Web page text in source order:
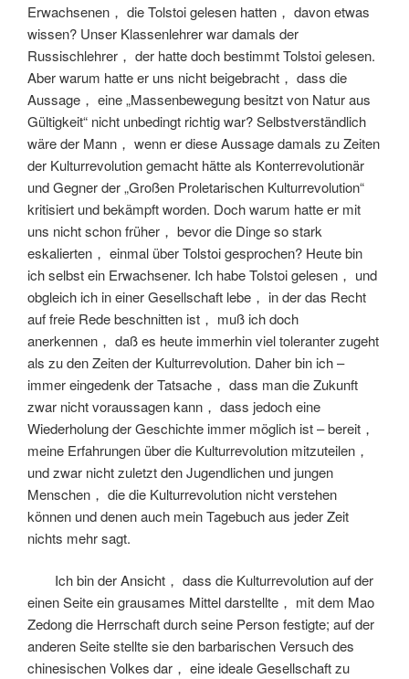
Erwachsenen， die Tolstoi gelesen hatten， davon etwas
wissen? Unser Klassenlehrer war damals der
Russischlehrer， der hatte doch bestimmt Tolstoi gelesen.
Aber warum hatte er uns nicht beigebracht， dass die
Aussage， eine „Massenbewegung besitzt von Natur aus
Gültigkeit“ nicht unbedingt richtig war? Selbstverständlich
wäre der Mann， wenn er diese Aussage damals zu Zeiten
der Kulturrevolution gemacht hätte als Konterrevolutionär
und Gegner der „Großen Proletarischen Kulturrevolution“
kritisiert und bekämpft worden. Doch warum hatte er mit
uns nicht schon früher， bevor die Dinge so stark
eskalierten， einmal über Tolstoi gesprochen? Heute bin
ich selbst ein Erwachsener. Ich habe Tolstoi gelesen， und
obgleich ich in einer Gesellschaft lebe， in der das Recht
auf freie Rede beschnitten ist， muß ich doch
anerkennen， daß es heute immerhin viel toleranter zugeht
als zu den Zeiten der Kulturrevolution. Daher bin ich –
immer eingedenk der Tatsache， dass man die Zukunft
zwar nicht voraussagen kann， dass jedoch eine
Wiederholung der Geschichte immer möglich ist – bereit，
meine Erfahrungen über die Kulturrevolution mitzuteilen，
und zwar nicht zuletzt den Jugendlichen und jungen
Menschen， die die Kulturrevolution nicht verstehen
können und denen auch mein Tagebuch aus jeder Zeit
nichts mehr sagt.
Ich bin der Ansicht， dass die Kulturrevolution auf der
einen Seite ein grausames Mittel darstellte， mit dem Mao
Zedong die Herrschaft durch seine Person festigte; auf der
anderen Seite stellte sie den barbarischen Versuch des
chinesischen Volkes dar， eine ideale Gesellschaft zu